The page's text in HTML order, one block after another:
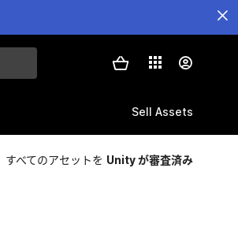
Sell Assets
すべてのアセットを Unity が審査済み